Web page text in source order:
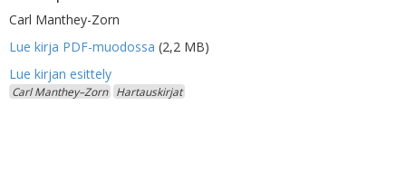
Carl Manthey-Zorn
Lue kirja PDF-muodossa (2,2 MB)
Carl Manthey–Zorn Hartauskirjat